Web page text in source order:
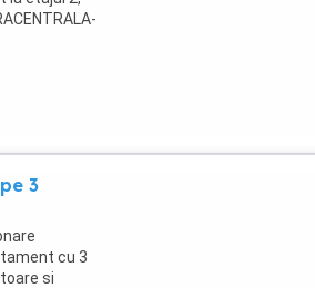
- ...
3
cu 3
si